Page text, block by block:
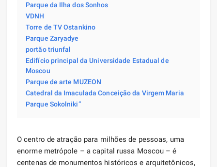
Parque da Ilha dos Sonhos
VDNH
Torre de TV Ostankino
Parque Zaryadye
portão triunfal
Edifício principal da Universidade Estadual de
Moscou
Parque de arte MUZEON
Catedral da Imaculada Conceição da Virgem Maria
Parque Sokolniki”
O centro de atração para milhões de pessoas, uma
enorme metrópole – a capital russa Moscou – é
centenas de monumentos históricos e arquitetônicos,